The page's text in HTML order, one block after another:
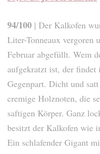
94/100 | Der Kalkofen
Liter-Tonneaux vergoren
Februar abgefüllt. Wem
aufgekratzt ist, der
Gegenpart. Dicht und
cremige Holznoten, die
saftigen Körper. Ganz
besitzt der Kalkofen wie
Ein schlafender Gigant